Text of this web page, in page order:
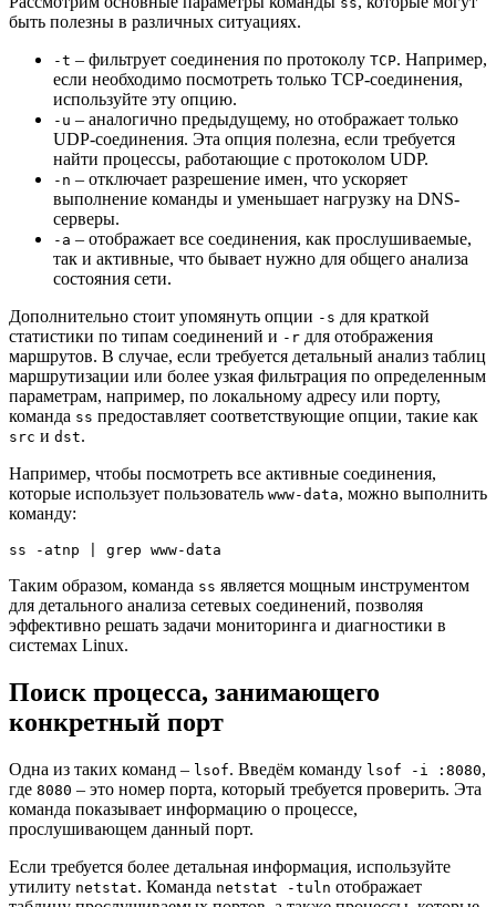
быть полезны в различных ситуациях.
-t – фильтрует соединения по протоколу TCP. Например,
если необходимо посмотреть только TCP-соединения,
используйте эту опцию.
-u – аналогично предыдущему, но отображает только
UDP-соединения. Эта опция полезна, если требуется
найти процессы, работающие с протоколом UDP.
-n – отключает разрешение имен, что ускоряет
выполнение команды и уменьшает нагрузку на DNS-
серверы.
-a – отображает все соединения, как прослушиваемые,
так и активные, что бывает нужно для общего анализа
состояния сети.
Дополнительно стоит упомянуть опции -s для краткой
статистики по типам соединений и -r для отображения
маршрутов. В случае, если требуется детальный анализ таблиц
маршрутизации или более узкая фильтрация по определенным
параметрам, например, по локальному адресу или порту,
команда ss предоставляет соответствующие опции, такие как
src и dst.
Например, чтобы посмотреть все активные соединения,
которые использует пользователь www-data, можно выполнить
команду:
ss -atnp | grep www-data
Таким образом, команда ss является мощным инструментом
для детального анализа сетевых соединений, позволяя
эффективно решать задачи мониторинга и диагностики в
системах Linux.
Поиск процесса, занимающего
конкретный порт
Одна из таких команд – lsof. Введём команду lsof -i :8080,
где 8080 – это номер порта, который требуется проверить. Эта
команда показывает информацию о процессе,
прослушивающем данный порт.
Если требуется более детальная информация, используйте
утилиту netstat. Команда netstat -tuln отображает